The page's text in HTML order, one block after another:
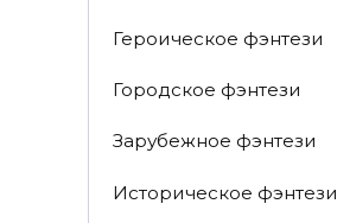
Героическое фэнтези
Городское фэнтези
Зарубежное фэнтези
Историческое фэнтези